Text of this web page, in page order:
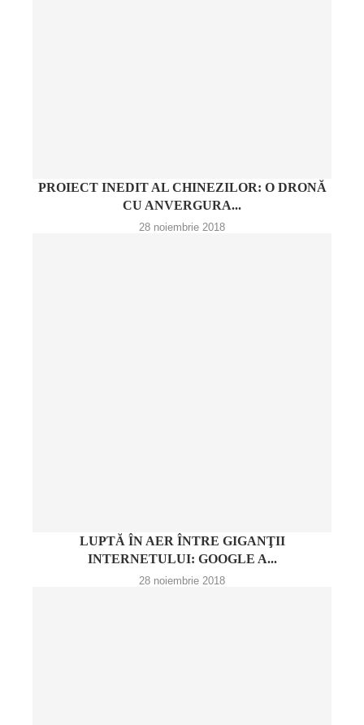
PROIECT INEDIT AL CHINEZILOR: O DRONĂ
CU ANVERGURA...
28 noiembrie 2018
LUPTĂ ÎN AER ÎNTRE GIGANŢII
INTERNETULUI: GOOGLE A...
28 noiembrie 2018